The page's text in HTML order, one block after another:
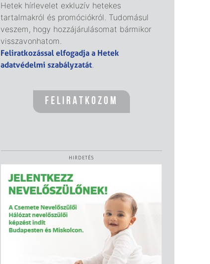
Hetek hírlevelet exkluzív hetekes
tartalmakról és promóciókról. Tudomásul
veszem, hogy hozzájárulásomat bármikor
visszavonhatom.
Feliratkozással elfogadja a Hetek
adatvédelmi szabályzatát.
HIRDETÉS